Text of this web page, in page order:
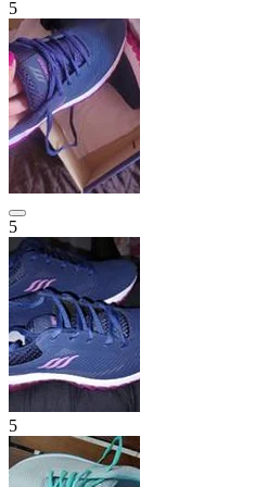
5
5
5